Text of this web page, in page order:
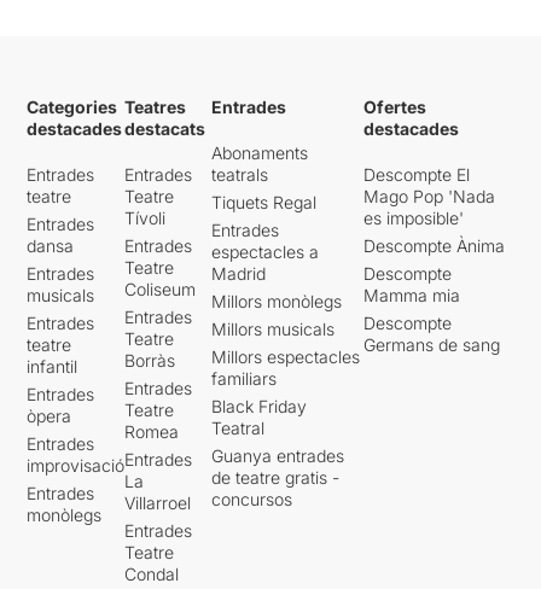
Categories
destacades
Entrades
teatre
Entrades
dansa
Entrades
musicals
Entrades
teatre
infantil
Entrades
òpera
Entrades
improvisació
Entrades
monòlegs
Teatres
destacats
Entrades
Teatre
Tívoli
Entrades
Teatre
Coliseum
Entrades
Teatre
Borràs
Entrades
Teatre
Romea
Entrades
La
Villarroel
Entrades
Teatre
Condal
Entrades
Abonaments
teatrals
Tiquets Regal
Entrades
espectacles a
Madrid
Millors monòlegs
Millors musicals
Millors espectacles
familiars
Black Friday
Teatral
Guanya entrades
de teatre gratis -
concursos
Ofertes
destacades
Descompte El
Mago Pop 'Nada
es imposible'
Descompte Ànima
Descompte
Mamma mia
Descompte
Germans de sang